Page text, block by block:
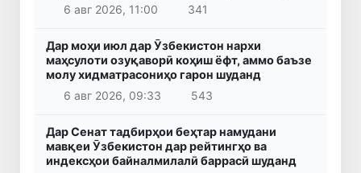
6 авг 2026, 11:00
341
Дар моҳи июл дар Ӯзбекистон нархи
маҳсулоти озуқаворӣ коҳиш ёфт, аммо баъзе
молу хидматрасониҳо гарон шуданд
6 авг 2026, 09:33
543
Дар Сенат тадбирҳои беҳтар намудани
мавқеи Ӯзбекистон дар рейтингҳо ва
индексҳои байналмилалӣ баррасӣ шуданд